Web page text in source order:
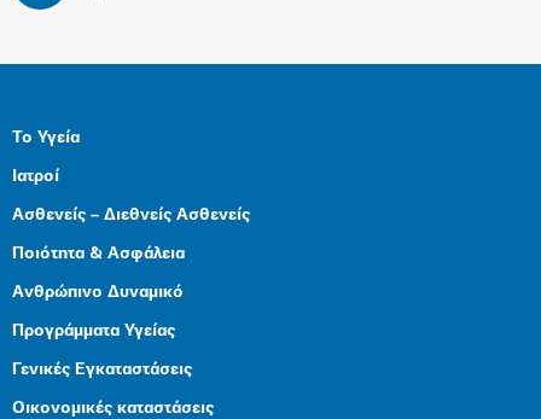
Το Υγεία
Ιατροί
Ασθενείς – Διεθνείς Ασθενείς
Ποιότητα & Ασφάλεια
Ανθρώπινο Δυναμικό
Προγράμματα Υγείας
Γενικές Εγκαταστάσεις
Οικονομικές καταστάσεις